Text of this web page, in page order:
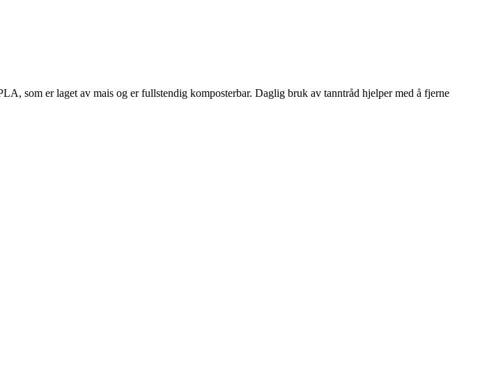
som er laget av mais og er fullstendig komposterbar. Daglig bruk av tanntråd hjelper med å fjerne